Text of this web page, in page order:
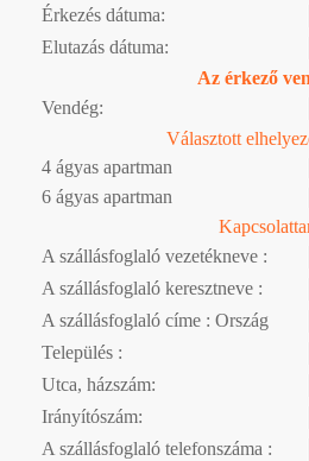
Érkezés dátuma:
Elutazás dátuma:
Az érkező
Vendég:
Választott
4 ágyas apartman
6 ágyas apartman
A szállásfoglaló vezetékneve :
A szállásfoglaló keresztneve :
A szállásfoglaló címe : Ország
Település :
Utca, házszám:
Irányítószám:
A szállásfoglaló telefonszáma :